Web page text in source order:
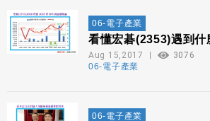
06-電子產業
看懂宏碁(2353)遇到什
Aug 15,2017
3076
06-電子產業
06-電子產業